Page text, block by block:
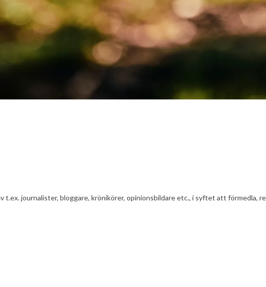
t.ex. journalister, bloggare, krönikörer, opinionsbildare etc., i syftet att